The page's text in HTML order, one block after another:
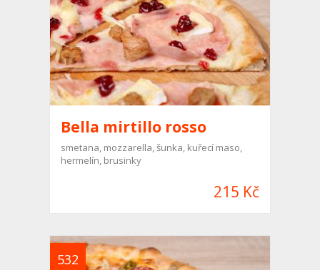
Bella mirtillo rosso
smetana, mozzarella, šunka, kuřecí maso,
hermelín, brusinky
215 Kč
532